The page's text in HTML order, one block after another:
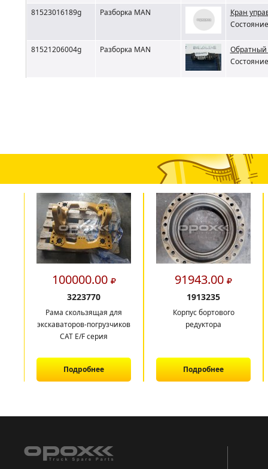
81523016189g Разборка MAN
Кран
81521206004g Разборка MAN
Обратный
100000.00
3223770
Рама скользящая для
экскаваторов-погрузчиков
CAT E/F серия
Подробнее
91943.00
1913235
Корпус бортового
редуктора
Подробнее